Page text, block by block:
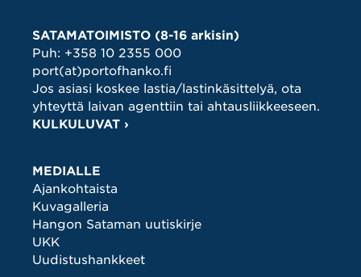
SATAMATOIMISTO (8-16 arkisin)
Puh: +358 10 2355 000
port(at)portofhanko.fi
Jos asiasi koskee lastia/lastinkäsittelyä, ota
yhteyttä laivan agenttiin tai ahtausliikkeeseen.
KULKULUVAT ›
MEDIALLE
Ajankohtaista
Kuvagalleria
Hangon Sataman uutiskirje
UKK
Uudistushankkeet